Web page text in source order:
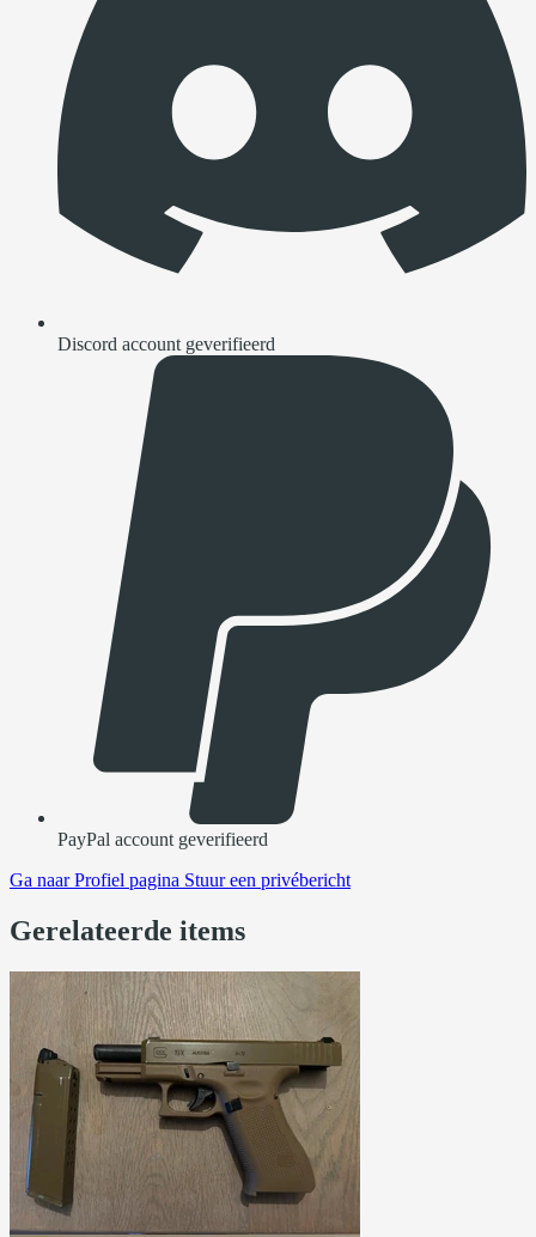
Discord account geverifieerd
PayPal account geverifieerd
Ga naarProfiel pagina Stuur een privébericht
Gerelateerde items